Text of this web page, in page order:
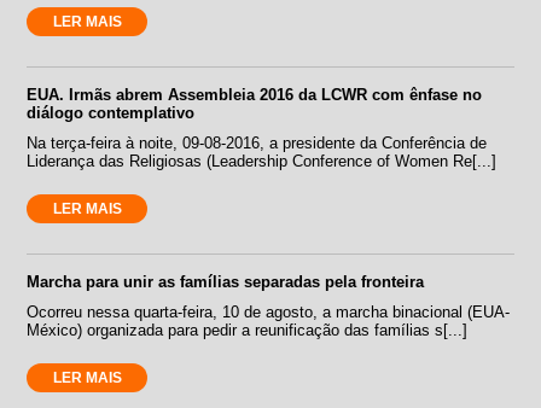
LER MAIS
EUA. Irmãs abrem Assembleia 2016 da LCWR com ênfase no
diálogo contemplativo
Na terça-feira à noite, 09-08-2016, a presidente da Conferência de
Liderança das Religiosas (Leadership Conference of Women Re[...]
LER MAIS
Marcha para unir as famílias separadas pela fronteira
Ocorreu nessa quarta-feira, 10 de agosto, a marcha binacional (EUA-
México) organizada para pedir a reunificação das famílias s[...]
LER MAIS